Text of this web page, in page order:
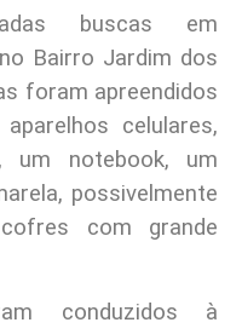
buscas em
Bairro Jardim dos
foram apreendidos
celulares,
um notebook, um
possivelmente
com grande
conduzidos à